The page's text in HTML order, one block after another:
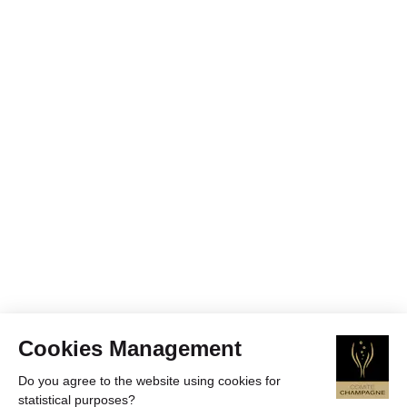
Cookies Management
Do you agree to the website using cookies for
statistical purposes?